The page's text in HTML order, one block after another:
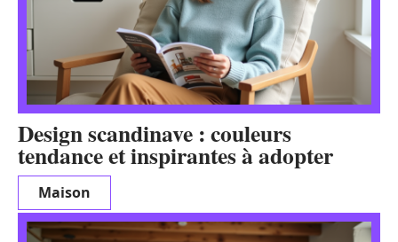
Design scandinave : couleurs
tendance et inspirantes à adopter
Maison